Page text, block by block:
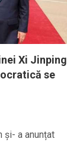
Xi Jinping
se
și- a anunțat